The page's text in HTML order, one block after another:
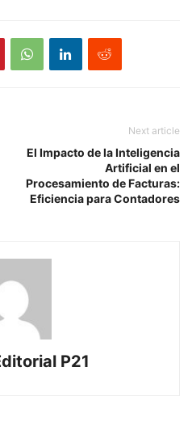
Next article
El Impacto de la Inteligencia
Artificial en el
Procesamiento de Facturas:
Eficiencia para Contadores
P21